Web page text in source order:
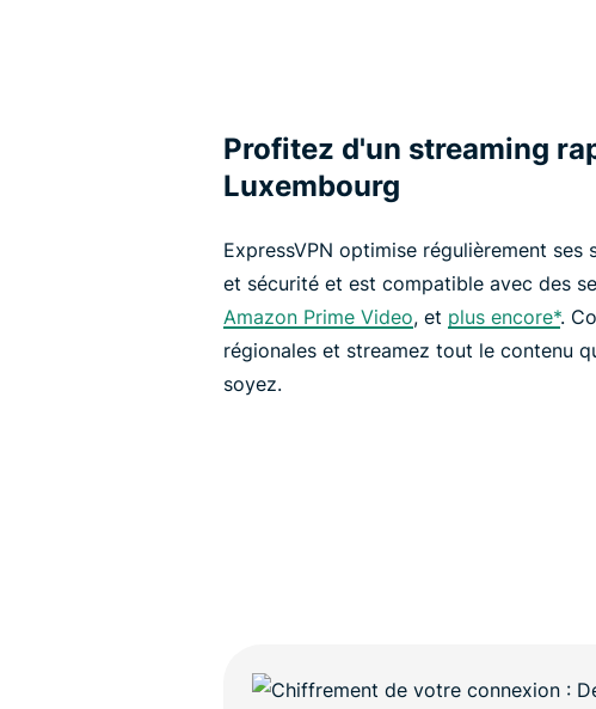
Profitez d'un streaming
Luxembourg
ExpressVPN optimise régulièrement
et sécurité et est compatible avec des
Amazon Prime Video, et plus encore*.
régionales et streamez tout le contenu
soyez.